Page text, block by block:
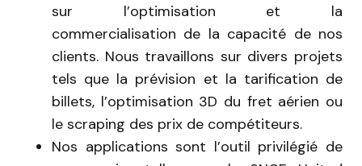
sur l’optimisation et la
commercialisation de la capacité de nos
clients. Nous travaillons sur divers projets
tels que la prévision et la tarification de
billets, l’optimisation 3D du fret aérien ou
le scraping des prix de compétiteurs.
Nos applications sont l’outil privilégié de